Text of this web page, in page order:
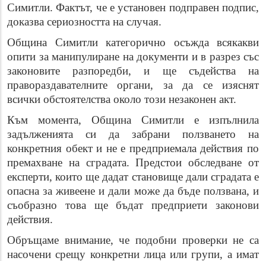
Симитли. Фактът, че е установен подправен подпис,
доказва сериозността на случая.
Община Симитли категорично осъжда всякакви
опити за манипулиране на документи и в разрез със
законовите разпоредби, и ще съдейства на
правораздавателните органи, за да се изяснят
всички обстоятелства около този незаконен акт.
Към момента, Община Симитли е изпълнила
задълженията си да забрани ползването на
конкретния обект и не е предприемала действия по
премахване на сградата. Предстои обследване от
експерти, които ще дадат становище дали сградата е
опасна за живеене и дали може да бъде ползвана, и
съобразно това ще бъдат предприети законови
действия.
Обръщаме внимание, че подобни проверки не са
насочени срещу конкретни лица или групи, а имат